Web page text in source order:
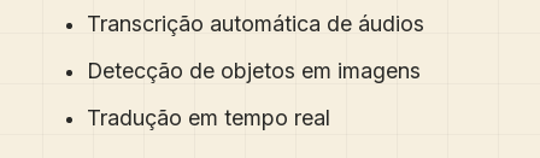
Transcrição automática de áudios
Detecção de objetos em imagens
Tradução em tempo real